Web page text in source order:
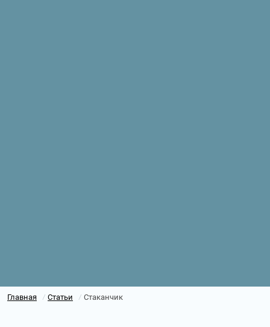
Главная / Статьи / Стаканчик